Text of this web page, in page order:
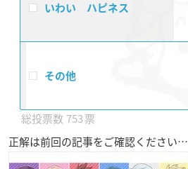
いわい ハピネス
その他
753
正解は前回の記事をご確認ください…